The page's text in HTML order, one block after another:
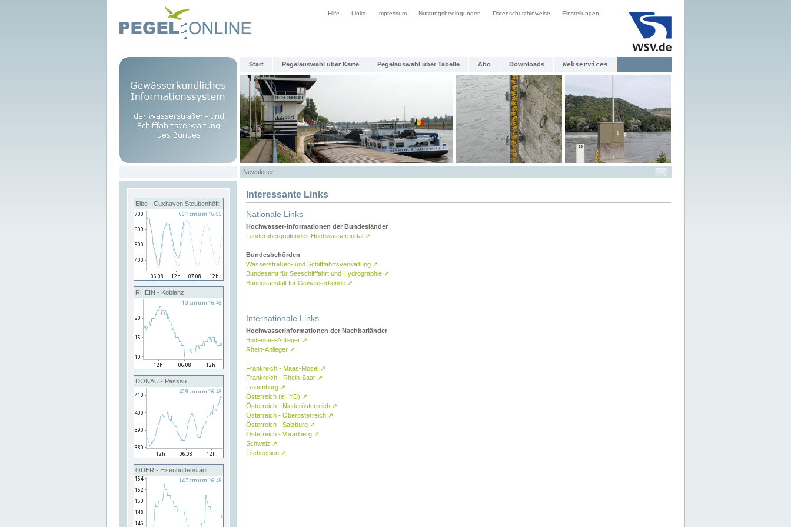
Hilfe Links Impressum Nutzungsbedingungen Datenschutzhinweise Einstellungen
Start Pegelauswahl über Karte Pegelauswahl über Tabelle Abo Downloads Webservices
Newsletter
Elbe - Cuxhaven Steubenhöft
RHEIN - Koblenz
DONAU - Passau
ODER - Eisenhüttenstadt
Interessante Links
Nationale Links
Hochwasser-Informationen der Bundesländer
Länderübergreifendes Hochwasserportal ↗
Bundesbehörden
Wasserstraßen- und Schifffahrtsverwaltung ↗
Bundesamt für Seeschifffahrt und Hydrographie ↗
Bundesanstalt für Gewässerkunde ↗
Internationale Links
Hochwasserinformationen der Nachbarländer
Bodensee-Anlieger ↗
Rhein-Anlieger ↗
Frankreich - Maas-Mosel ↗
Frankreich - Rhein-Saar ↗
Luxemburg ↗
Österreich (eHYD) ↗
Österreich - Niederösterreich ↗
Österreich - Oberösterreich ↗
Österreich - Salzburg ↗
Österreich - Vorarlberg ↗
Schweiz ↗
Tschechien ↗